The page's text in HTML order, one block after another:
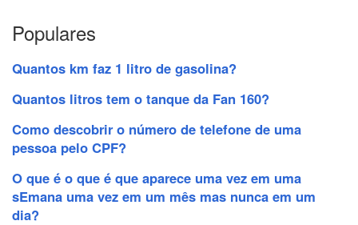
Populares
Quantos km faz 1 litro de gasolina?
Quantos litros tem o tanque da Fan 160?
Como descobrir o número de telefone de uma
pessoa pelo CPF?
O que é o que é que aparece uma vez em uma
sEmana uma vez em um mês mas nunca em um
dia?